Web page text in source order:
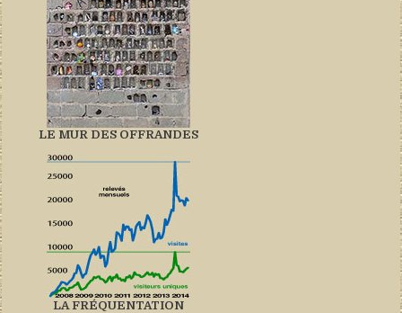
LE MUR DES OFFRANDES
LA FRÉQUENTATION